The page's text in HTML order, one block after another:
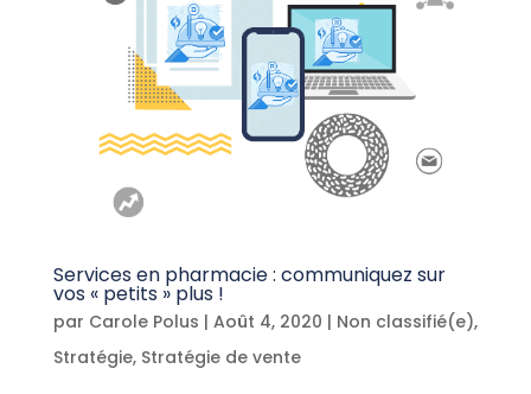
Services en pharmacie : communiquez sur
vos « petits » plus !
par Carole Polus | Août 4, 2020 | Non classifié(e),
Stratégie, Stratégie de vente